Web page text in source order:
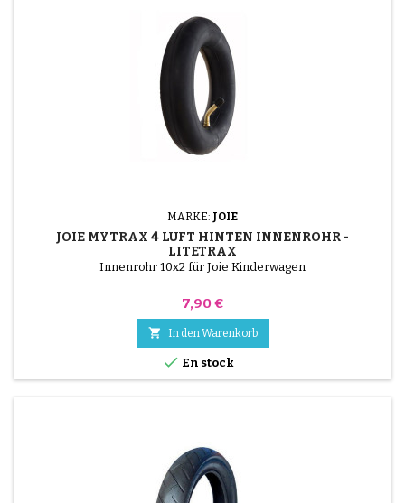
MARKE: JOIE
JOIE MYTRAX 4 LUFT HINTEN INNENROHR -
LITETRAX
Innenrohr 10x2 für Joie Kinderwagen
Preis
7,90 €
 In den Warenkorb
 En stock